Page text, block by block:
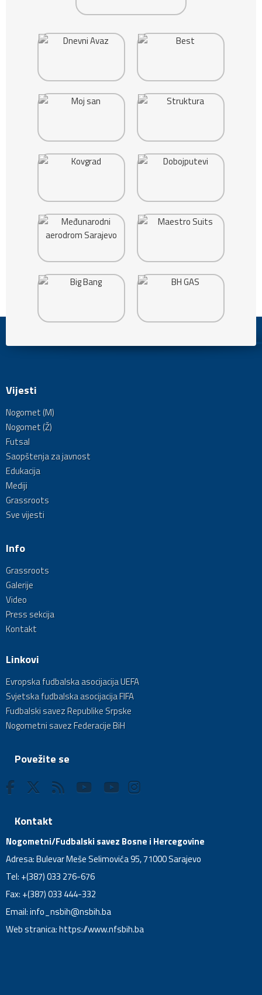
Vijesti
Nogomet (M)
Nogomet (Ž)
Futsal
Saopštenja za javnost
Edukacija
Mediji
Grassroots
Sve vijesti
Info
Grassroots
Galerije
Video
Press sekcija
Kontakt
Linkovi
Evropska fudbalska asocijacija UEFA
Svjetska fudbalska asocijacija FIFA
Fudbalski savez Republike Srpske
Nogometni savez Federacije BiH
Povežite se
Kontakt
Nogometni/Fudbalski savez Bosne i Hercegovine
Adresa: Bulevar Meše Selimovića 95, 71000 Sarajevo
Tel: +(387) 033 276-676
Fax: +(387) 033 444-332
Email:info_nsbih@nsbih.ba
Web stranica: https://www.nfsbih.ba